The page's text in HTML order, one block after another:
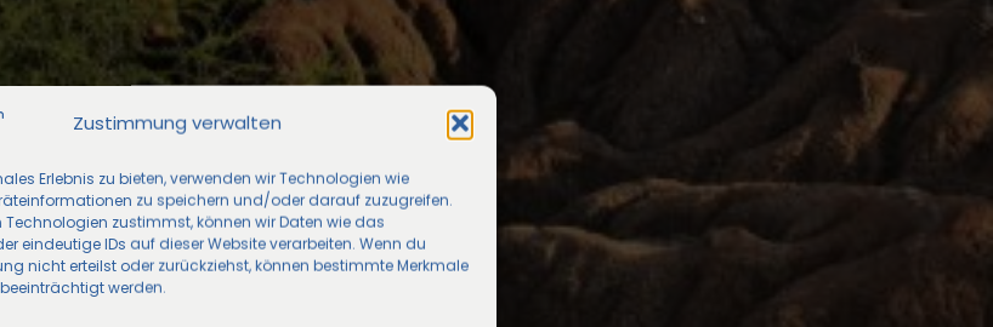
Zustimmung verwalten
Erlebnis zu bieten, verwenden wir Technologien wie
zu speichern und/oder darauf zuzugreifen.
Technologien zustimmst, können wir Daten wie das
eindeutige IDs auf dieser Website verarbeiten. Wenn du
nicht erteilst oder zurückziehst, können bestimmte Merkmale
werden.